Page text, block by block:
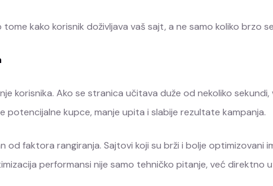
kako korisnik doživljava vaš sajt, a ne samo koliko brzo
korisnika. Ako se stranica učitava duže od nekoliko
potencijalne kupce, manje upita i slabije rezultate kampanja.
faktora rangiranja. Sajtovi koji su brži i bolje optimizovani
performansi nije samo tehničko pitanje, već direktno